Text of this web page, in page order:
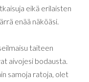
eikä erilaisten
enää näköäsi.
taiteen
aivojesi bodausta.
samoja ratoja, olet